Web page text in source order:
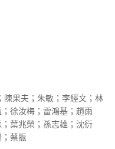
陳果夫；朱敏；李經文；林
徐汝梅；雷鴻基；趙雨
葉兆榮；孫志雄；沈衍
蔡振